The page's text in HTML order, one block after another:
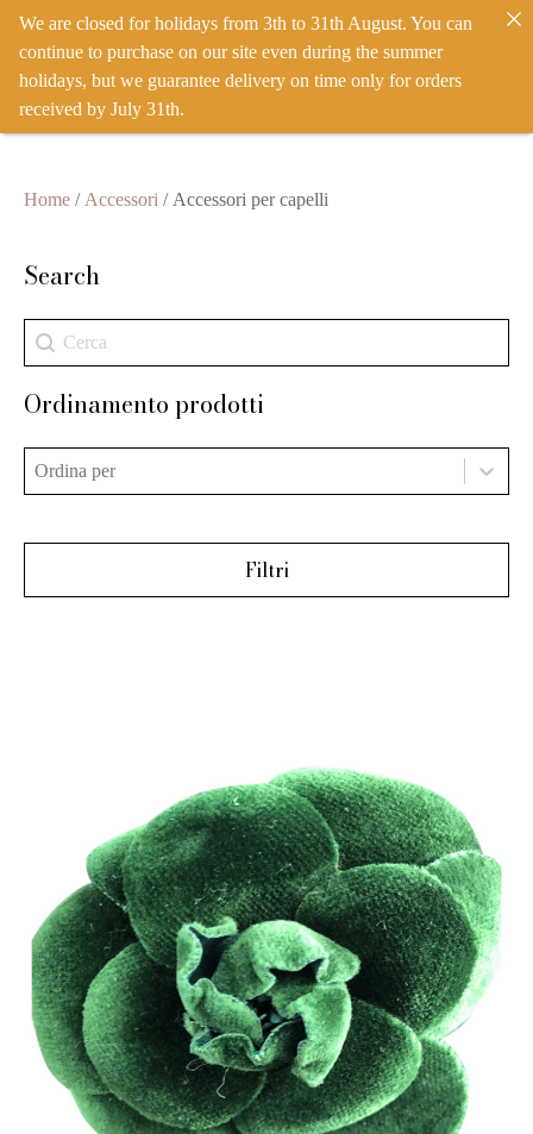
IT ENACCEDI
Home / Accessori / Accessori per capelli
Search
Search
Search
Ordinamento prodotti
Ordinamento prodotti
Ordinamento prodotti
Ordinamento prodotti
Filtri
We are closed for holidays from 3th to 31th August. You can
continue to purchase on our site even during the summer
holidays, but we guarantee delivery on time only for orders
received by July 31th.